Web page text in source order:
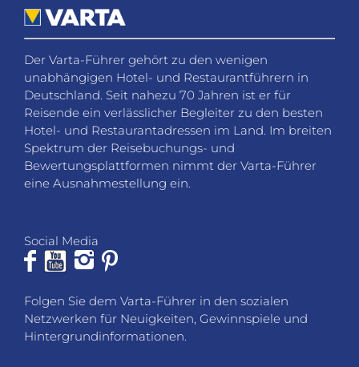
Der Varta-Führer gehört zu den wenigen
unabhängigen Hotel- und Restaurantführern in
Deutschland. Seit nahezu 70 Jahren ist er für
Reisende ein verlässlicher Begleiter zu den besten
Hotel- und Restaurantadressen im Land. Im breiten
Spektrum der Reisebuchungs- und
Bewertungsplattformen nimmt der Varta-Führer
eine Ausnahmestellung ein.
Social Media
Folgen Sie dem Varta-Führer in den sozialen
Netzwerken für Neuigkeiten, Gewinnspiele und
Hintergrundinformationen.